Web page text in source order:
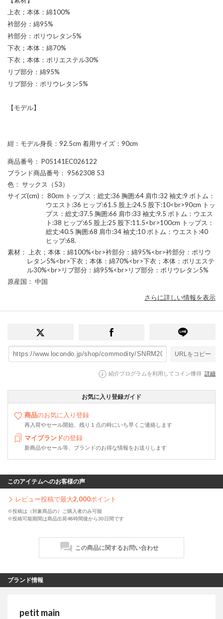
上衣；本体：綿100%
衿部分：綿95%
衿部分：ポリウレタン5%
下衣；本体：綿70%
下衣；本体：ポリエステル30%
リブ部分：綿95%
リブ部分：ポリウレタン5%
【モデル】
紺：モデル身長：92.5cm 着用サイズ：90cm
商品番号 ： P05141EC026122
ブランド商品番号 ： 9562308 53
色 ： サックス（53）
サイズ(cm) ： 80cm トップス：総丈:36 胸囲:64 肩巾:32 袖丈:9 ボトム：
ウエスト:36 ヒップ:61.5 股上:24.5 股下:10<br>90cm トッ
プス：総丈:37.5 胸囲:66 肩巾:33 袖丈:9.5 ボトム：ウエス
ト:38 ヒップ:65 股上:25 股下:11.5<br>100cm トップス：
総丈:40.5 胸囲:68 肩巾:34 袖丈:10 ボトム：ウエスト:40
ヒップ:68.
素材 ： 上衣；本体：綿100%<br>衿部分：綿95%<br>衿部分：ポリウ
レタン5%<br>下衣；本体：綿70%<br>下衣；本体：ポリエステ
ル30%<br>リブ部分：綿95%<br>リブ部分：ポリウレタン5%
原産国 ： 中国
さらに詳しい情報を表示
URLをコピー
紹介プログラムを利用してコイン獲得 詳細
お気に入り登録ガイド
商品のお気に入り登録
再入荷やセール開始、残り１点の時にいち早くご連絡します
マイブランドの登録
新商品やセール等、ブランドのお得な情報をお送りします
このアイテムへのお客様の声
レビュー投稿で最大2,000ポイント
※投稿は（対象商品の）ご購入者のみ可能
※投稿可能期間は商品出荷48時間後から30日間です
この商品に関するお問い合わせ
ブランド情報
petit main